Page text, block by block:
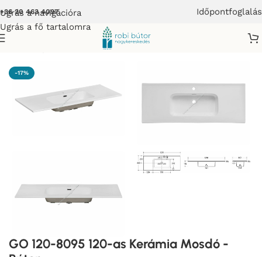
Ugrás a navigációra
Ugrás a fő tartalomra
+36 20 463 4097 Időpontfoglalás
-17%
GO 120-8095 120-as Kerámia Mosdó -